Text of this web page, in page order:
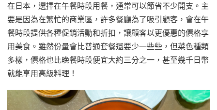
在日本，選擇在午餐時段用餐，通常可以節省不少開支。主
要是因為在繁忙的商業區，許多餐廳為了吸引顧客，會在午
餐時段提供各種促銷活動和折扣，讓顧客以更優惠的價格享
用美食。雖然份量會比普通套餐還要少一些些，但菜色種類
多樣，價格也比晚餐時段便宜大約三分之一，甚至幾千日幣
就能享用高級料理！